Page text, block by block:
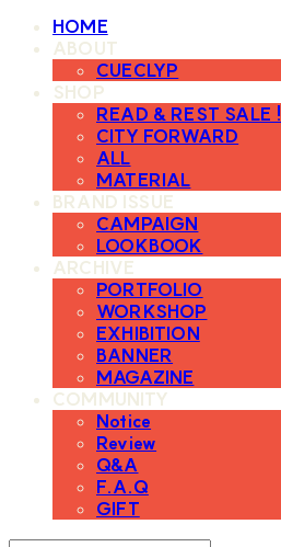
HOME
ABOUT
CUECLYP
SHOP
READ & REST SALE !
CITY FORWARD
ALL
MATERIAL
BRAND ISSUE
CAMPAIGN
LOOKBOOK
ARCHIVE
PORTFOLIO
WORKSHOP
EXHIBITION
BANNER
MAGAZINE
COMMUNITY
Notice
Review
Q&A
F.A.Q
GIFT